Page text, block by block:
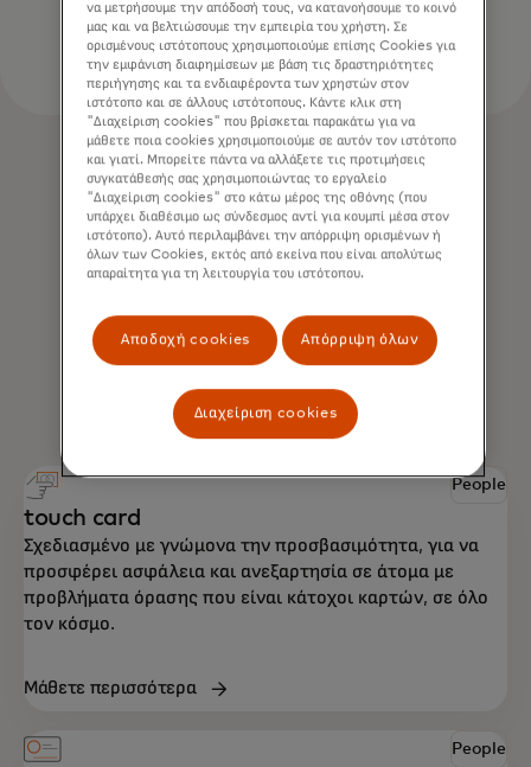
People
touch card
Σχεδιασμένο με γνώμονα την προσβασιμότητα, για να
προσφέρει ασφάλεια και ανεξαρτησία σε άτομα με
προβλήματα όρασης που είναι κάτοχοι καρτών, σε όλο
τον κόσμο.
Μάθετε περισσότερα
People
να μετρήσουμε την απόδοσή τους, να κατανοήσουμε το κοινό
μας και να βελτιώσουμε την εμπειρία του χρήστη. Σε
ορισμένους ιστότοπους χρησιμοποιούμε επίσης Cookies για
την εμφάνιση διαφημίσεων με βάση τις δραστηριότητες
περιήγησης και τα ενδιαφέροντα των χρηστών στον
ιστότοπο και σε άλλους ιστότοπους. Κάντε κλικ στη
"Διαχείριση cookies" που βρίσκεται παρακάτω για να
μάθετε ποια cookies χρησιμοποιούμε σε αυτόν τον ιστότοπο
και γιατί. Μπορείτε πάντα να αλλάξετε τις προτιμήσεις
συγκατάθεσής σας χρησιμοποιώντας το εργαλείο
"Διαχείριση cookies" στο κάτω μέρος της οθόνης (που
υπάρχει διαθέσιμο ως σύνδεσμος αντί για κουμπί μέσα στον
ιστότοπο). Αυτό περιλαμβάνει την απόρριψη ορισμένων ή
όλων των Cookies, εκτός από εκείνα που είναι απολύτως
απαραίτητα για τη λειτουργία του ιστότοπου.
Αποδοχή cookies Απόρριψη όλων
Διαχείριση cookies